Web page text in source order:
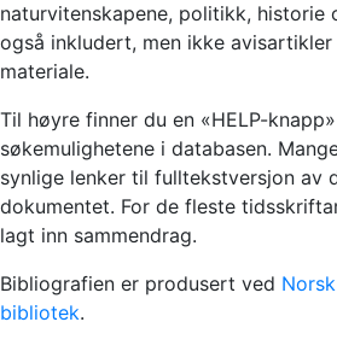
naturvitenskapene, politikk, historie
også inkludert, men ikke
materiale.
Til høyre finner du en «HELP-
søkemulighetene i databasen.
synlige lenker til fulltekstversjon av
dokumentet. For de fleste
lagt inn sammendrag.
Bibliografien er produsert ved
bibliotek.